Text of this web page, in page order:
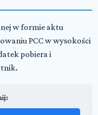
w formie aktu
PCC w wysokości
pobiera i